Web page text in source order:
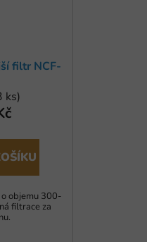
filtr NCF-
ks)
objemu 300-
filtrace za